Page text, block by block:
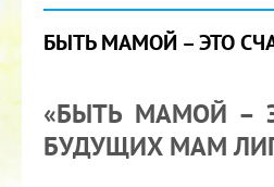
БЫТЬ МАМОЙ – ЭТО
«БЫТЬ МАМОЙ –
БУДУЩИХ МАМ